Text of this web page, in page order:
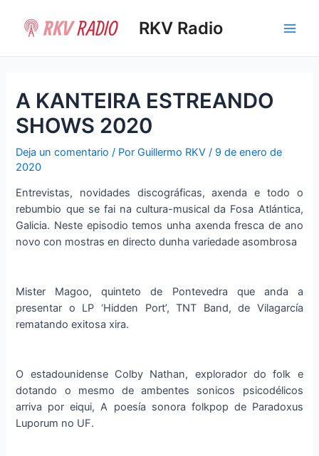
contenido
RKV Radio
A KANTEIRA ESTREANDO
SHOWS 2020
Deja un comentario / PorGuillermo RKV/ 9 de enero de
2020
Entrevistas, novidades discográficas, axenda e todo o
rebumbio que se fai na cultura-musical da Fosa Atlántica,
Galicia. Neste episodio temos unha axenda fresca de ano
novo con mostras en directo dunha variedade asombrosa
Mister Magoo, quinteto de Pontevedra que anda a
presentar o LP ‘Hidden Port’, TNT Band, de Vilagarcía
rematando exitosa xira.
O estadounidense Colby Nathan, explorador do folk e
dotando o mesmo de ambentes sonicos psicodélicos
arriva por eiqui, A poesía sonora folkpop de Paradoxus
Luporum no UF.